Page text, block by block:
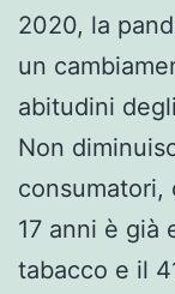
2020, la
un
abitudini
Non
consumatori,
17 anni è già
tabacco e il